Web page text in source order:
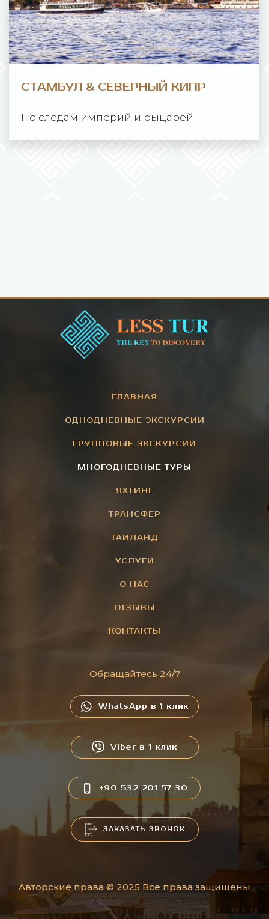
СТАМБУЛ & СЕВЕРНЫЙ КИПР
По следам империй и рыцарей
ГЛАВНАЯ
ОДНОДНЕВНЫЕ ЭКСКУРСИИ
ГРУППОВЫЕ ЭКСКУРСИИ
МНОГОДНЕВНЫЕ ТУРЫ
ЯХТИНГ
ТРАНСФЕР
ТАИЛАНД
УСЛУГИ
О НАС
ОТЗЫВЫ
КОНТАКТЫ
Обращайтесь 24/7
WhatsApp в 1 клик
Viber в 1 клик
+90 532 201 57 30
ЗАКАЗАТЬ ЗВОНОК
Авторские права © 2025 Все права защищены